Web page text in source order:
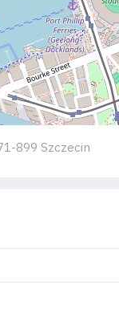
899 Szczecin